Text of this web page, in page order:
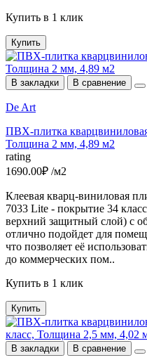
Купить в 1 клик
Купить
В закладки В сравнение
De Art
ПВХ-плитка
Толщина 2 мм, 4,89 м2
rating
1690.00₽ /м2
Клеевая кварц-виниловая
7033 Lite - покрытие 34
верхний защитный слой) с
отлично подойдет для
что позволяет её
до коммерческих пом..
Купить в 1 клик
Купить
В закладки В сравнение